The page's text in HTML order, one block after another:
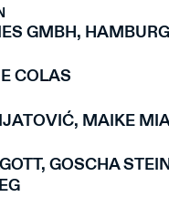
GMBH, HAMBURG
COLAS
MAIKE
GOSCHA